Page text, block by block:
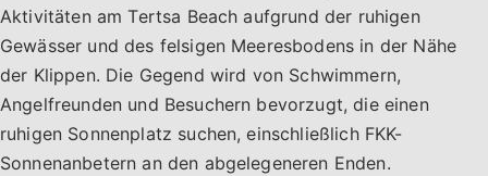
Aktivitäten am Tertsa Beach aufgrund der ruhigen
Gewässer und des felsigen Meeresbodens in der Nähe
der Klippen. Die Gegend wird von Schwimmern,
Angelfreunden und Besuchern bevorzugt, die einen
ruhigen Sonnenplatz suchen, einschließlich FKK-
Sonnenanbetern an den abgelegeneren Enden.